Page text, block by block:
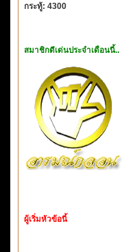
กระทู้: 4300
สมาชิกดีเด่นประจำเดือนนี้..
ผู้เริ่มหัวข้อนี้